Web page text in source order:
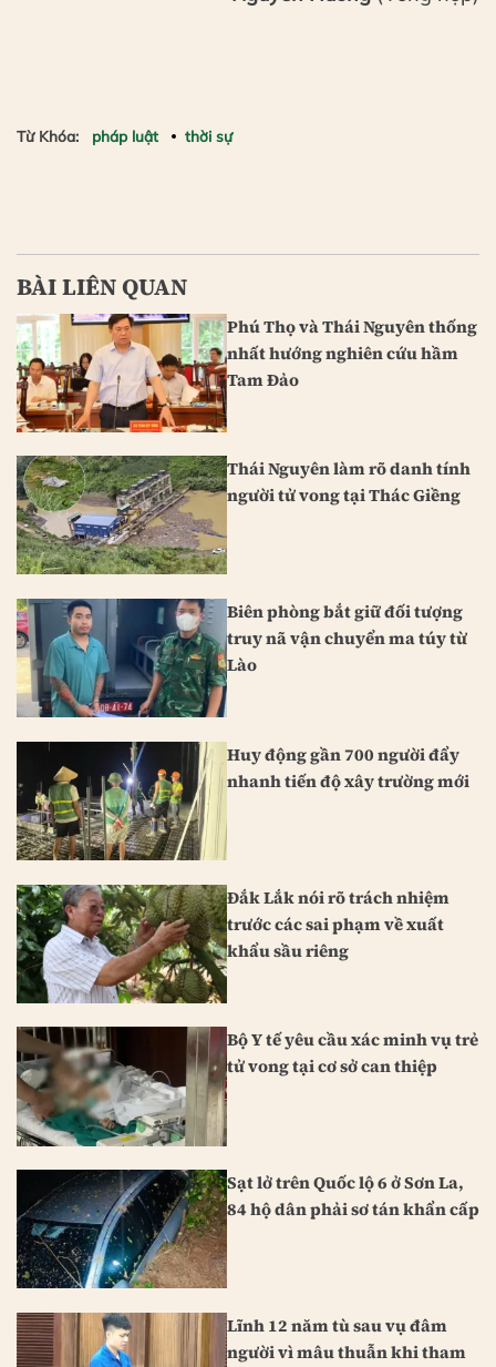
Từ Khóa: pháp luật thời sự
BÀI LIÊN QUAN
Phú Thọ và Thái Nguyên thống
nhất hướng nghiên cứu hầm
Tam Đảo
Thái Nguyên làm rõ danh tính
người tử vong tại Thác Giềng
Biên phòng bắt giữ đối tượng
truy nã vận chuyển ma túy từ
Lào
Huy động gần 700 người đẩy
nhanh tiến độ xây trường mới
Đắk Lắk nói rõ trách nhiệm
trước các sai phạm về xuất
khẩu sầu riêng
Bộ Y tế yêu cầu xác minh vụ trẻ
tử vong tại cơ sở can thiệp
Sạt lở trên Quốc lộ 6 ở Sơn La,
84 hộ dân phải sơ tán khẩn cấp
Lĩnh 12 năm tù sau vụ đâm
người vì mâu thuẫn khi tham